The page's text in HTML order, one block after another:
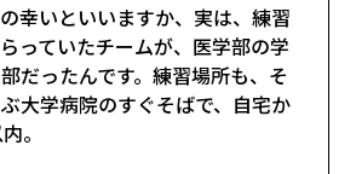
幸いといいますか、実は、練習
っていたチームが、医学部の学
だったんです。練習場所も、そ
大学病院のすぐそばで、自宅か
。